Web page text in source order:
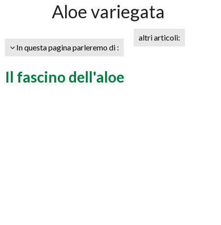
Aloe variegata
In questa pagina parleremo di :
altri articoli:
Il fascino dell'aloe